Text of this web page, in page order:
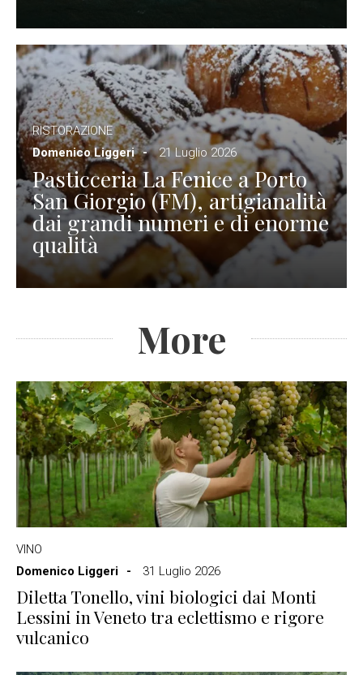
RISTORAZIONE
Domenico Liggeri
21 Luglio 2026
Pasticceria La Fenice a Porto
San Giorgio (FM), artigianalità
dai grandi numeri e di enorme
qualità
More
VINO
Domenico Liggeri
31 Luglio 2026
Diletta Tonello, vini biologici dai Monti
Lessini in Veneto tra eclettismo e rigore
vulcanico